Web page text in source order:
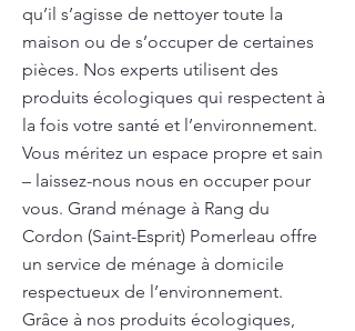
qu’il s’agisse de nettoyer toute la
maison ou de s’occuper de certaines
pièces. Nos experts utilisent des
produits écologiques qui respectent à
la fois votre santé et l’environnement.
Vous méritez un espace propre et sain
– laissez-nous nous en occuper pour
vous. Grand ménage à Rang du
Cordon (Saint-Esprit) Pomerleau offre
un service de ménage à domicile
respectueux de l’environnement.
Grâce à nos produits écologiques,